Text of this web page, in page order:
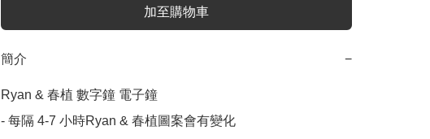
加至購物車
簡介 −
Ryan & 春植 數字鐘 電子鐘
- 每隔 4-7 小時Ryan & 春植圖案會有變化